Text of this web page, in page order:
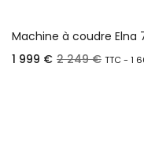
Machine à coudre Elna
1 999 € 2 249€ TTC - 1